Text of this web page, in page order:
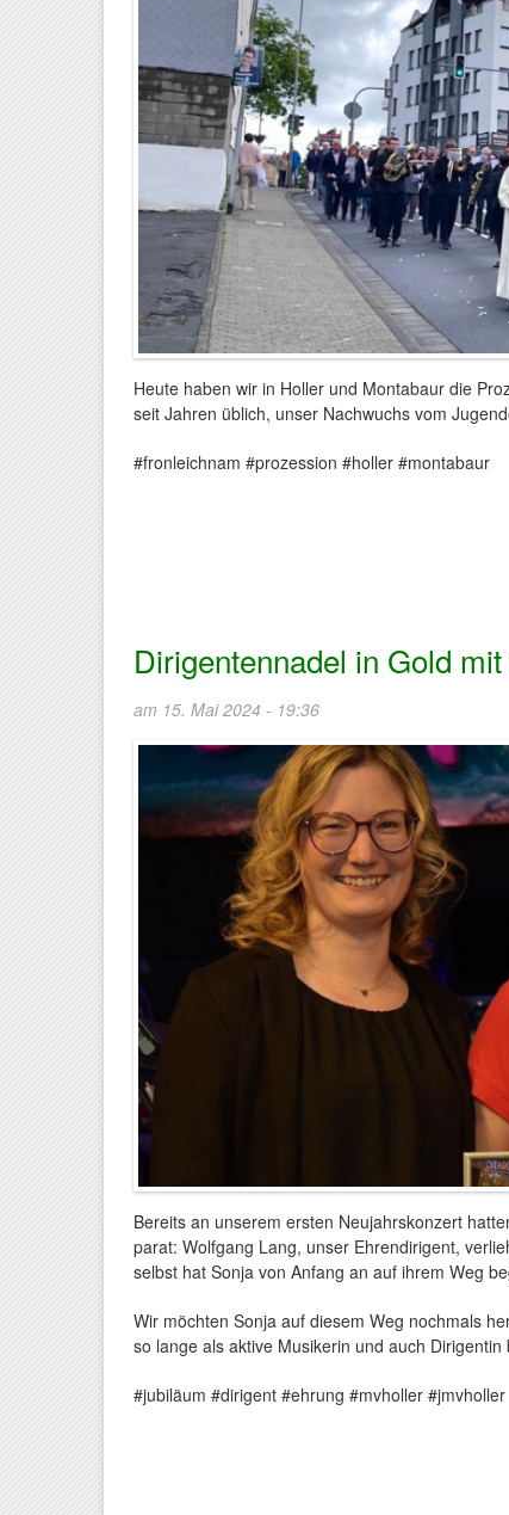
Heute haben wir in Holler und Montabaur die
seit Jahren üblich, unser Nachwuchs vom
#fronleichnam #prozession #holler #montabaur
Dirigentennadel in Gold
am 15. Mai 2024 - 19:36
Bereits an unserem ersten Neujahrskonzert
parat: Wolfgang Lang, unser Ehrendirigent,
selbst hat Sonja von Anfang an auf ihrem Weg
Wir möchten Sonja auf diesem Weg nochmals
so lange als aktive Musikerin und auch Dirigentin
#jubiläum #dirigent #ehrung #mvholler #jmvholler